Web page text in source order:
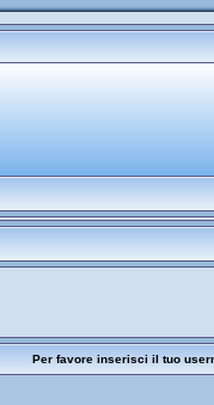
Per favore inserisci il tuo